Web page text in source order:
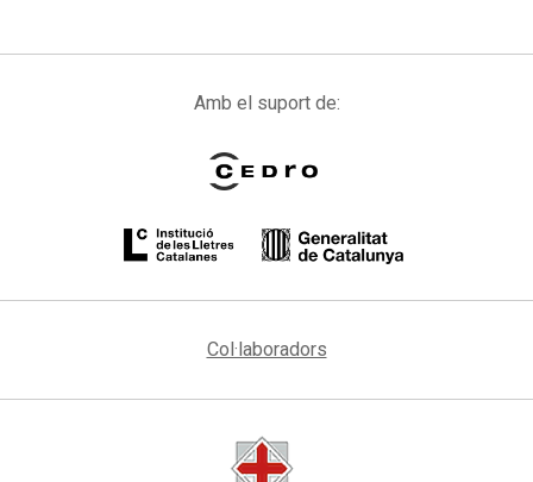
Amb el suport de:
Col·laboradors